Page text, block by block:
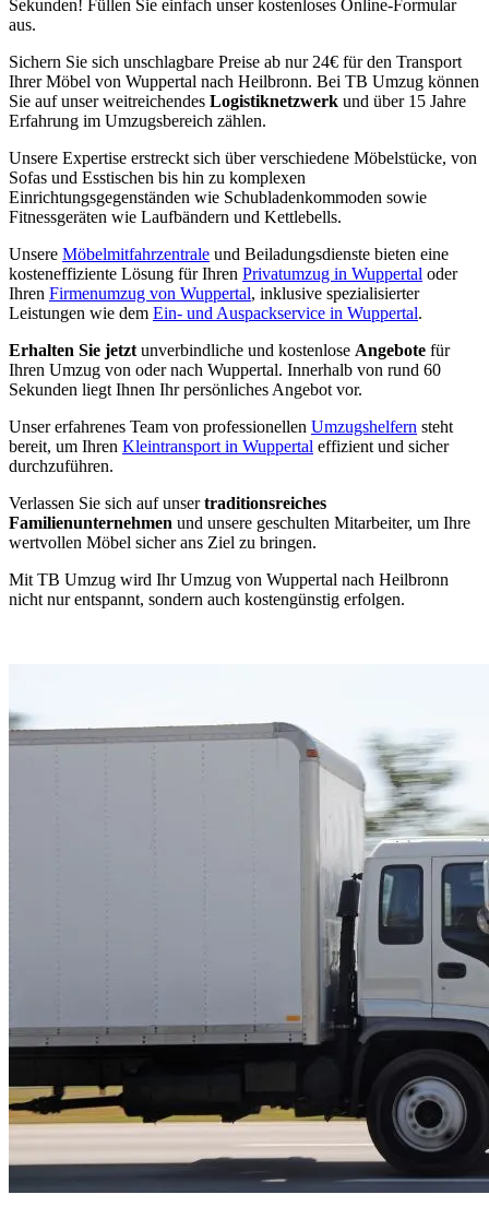
Sekunden! Füllen Sie einfach unser kostenloses Online-Formular
aus.
Sichern Sie sich unschlagbare Preise ab nur 24€ für den Transport
Ihrer Möbel von Wuppertal nach Heilbronn. Bei TB Umzug können
Sie auf unser weitreichendes Logistiknetzwerk und über 15 Jahre
Erfahrung im Umzugsbereich zählen.
Unsere Expertise erstreckt sich über verschiedene Möbelstücke, von
Sofas und Esstischen bis hin zu komplexen
Einrichtungsgegenständen wie Schubladenkommoden sowie
Fitnessgeräten wie Laufbändern und Kettlebells.
Unsere Möbelmitfahrzentrale und Beiladungsdienste bieten eine
kosteneffiziente Lösung für Ihren Privatumzug in Wuppertal oder
Ihren Firmenumzug von Wuppertal, inklusive spezialisierter
Leistungen wie dem Ein- und Auspackservice in Wuppertal.
Erhalten Sie jetzt unverbindliche und kostenlose Angebote für
Ihren Umzug von oder nach Wuppertal. Innerhalb von rund 60
Sekunden liegt Ihnen Ihr persönliches Angebot vor.
Unser erfahrenes Team von professionellen Umzugshelfern steht
bereit, um Ihren Kleintransport in Wuppertal effizient und sicher
durchzuführen.
Verlassen Sie sich auf unsertraditionsreiches
Familienunternehmen und unsere geschulten Mitarbeiter, um Ihre
wertvollen Möbel sicher ans Ziel zu bringen.
Mit TB Umzug wird Ihr Umzug von Wuppertal nach Heilbronn
nicht nur entspannt, sondern auch kostengünstig erfolgen.